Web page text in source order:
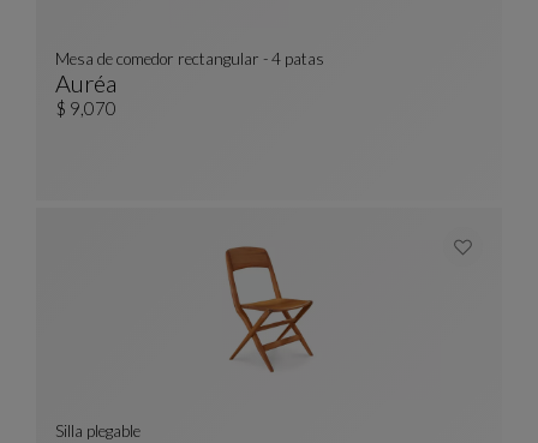
Auréa
Mesa De Comedor Rectangular - 4 Patas
Ver Descripción Completa
Mesa de comedor rectangular - 4 patas
$ 9,070
Silla plegable